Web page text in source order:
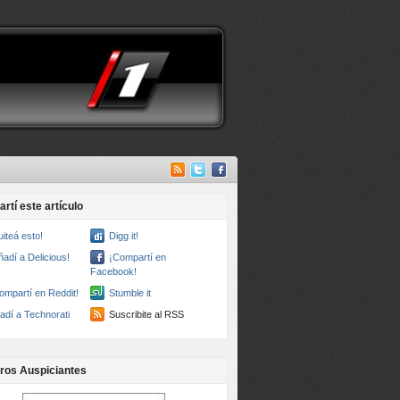
este artículo
esto!
Digg it!
a Delicious!
¡Compartí en
Facebook!
en Reddit!
Stumble it
a Technorati
Suscribite al RSS
Auspiciantes